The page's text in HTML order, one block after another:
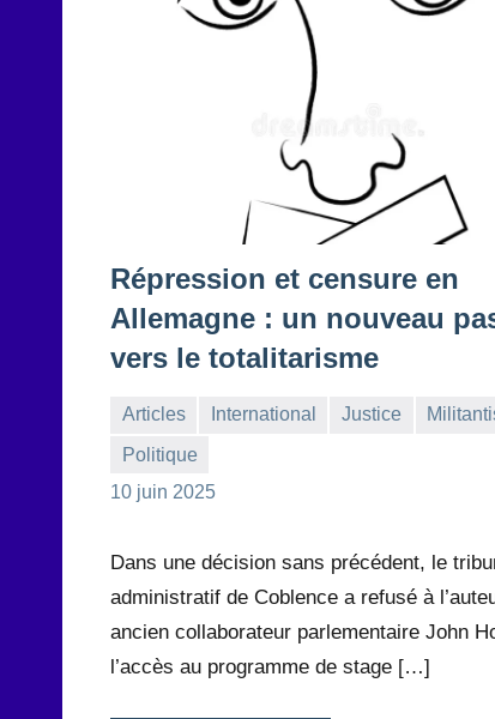
Répression et censure en
Allemagne : un nouveau
vers le totalitarisme
Articles International Justice
Politique
10 juin 2025
Rédaction
commentaire
Dans une décision sans précédent, le
administratif de Coblence a refusé à
ancien collaborateur parlementaire John
l’accès au programme de stage […]